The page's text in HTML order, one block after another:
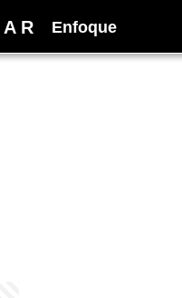
A R Enfoque